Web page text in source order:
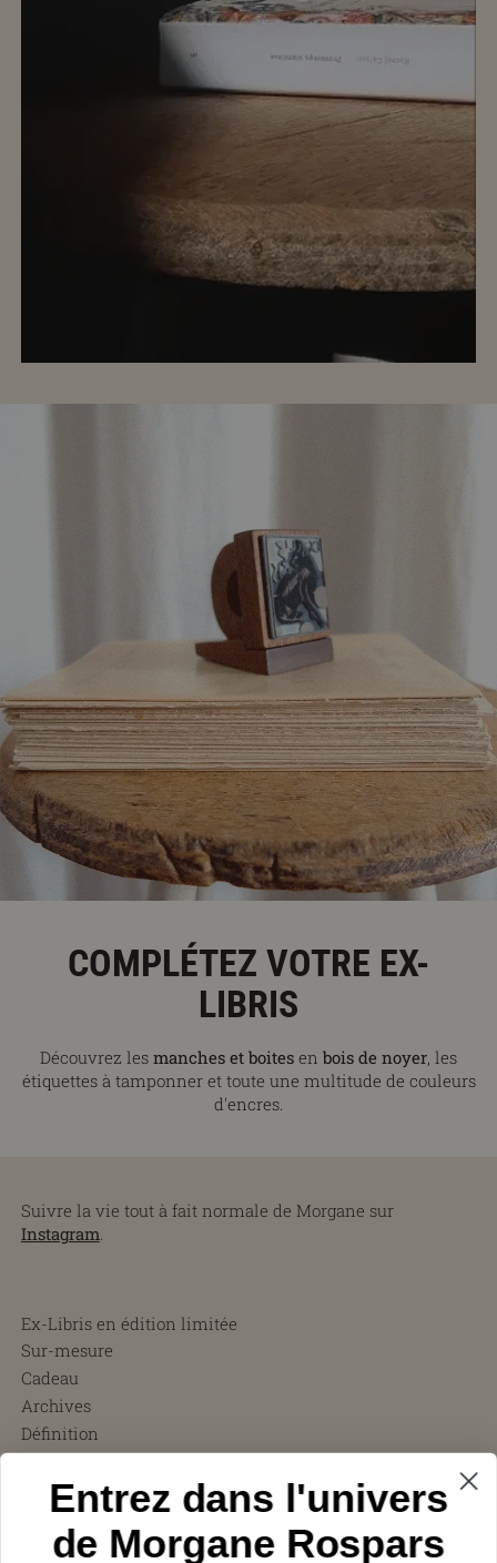
COMPLÉTEZ VOTRE EX-
LIBRIS
Découvrez les manches et boites en bois de noyer, les
étiquettes à tamponner et toute une multitude de couleurs
d'encres.
Suivre la vie tout à fait normale de Morgane sur
Instagram
Ex-Libris en édition limitée
Sur-mesure
Cadeau
Archives
Définition
CGV
Charity ❤︎
À propos
Entrez dans l'univers
de Morgane Rospars